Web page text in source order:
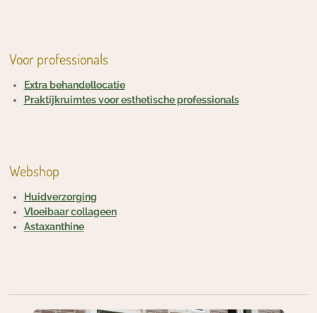
Voor professionals
Extra behandellocatie
Praktijkruimtes voor esthetische professionals
Webshop
Huidverzorging
Vloeibaar collageen
Astaxanthine